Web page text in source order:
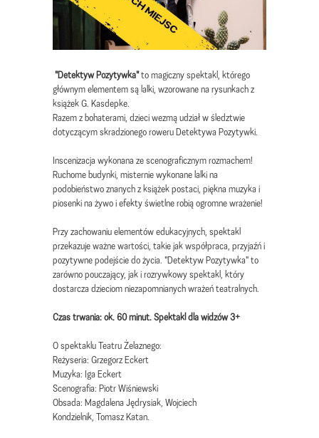
"Detektyw Pozytywka"to magiczny spektakl, którego
głównym elementem są lalki, wzorowane na rysunkach z
książek G. Kasdepke.
Razem z bohaterami, dzieci wezmą udział w śledztwie
dotyczącym skradzionego roweru Detektywa Pozytywki.
Inscenizacja wykonana ze scenograficznym rozmachem!
Ruchome budynki, misternie wykonane lalki na
podobieństwo znanych z książek postaci, piękna muzyka i
piosenki na żywo i efekty świetlne robią ogromne wrażenie!
Przy zachowaniu elementów edukacyjnych, spektakl
przekazuje ważne wartości, takie jak współpraca, przyjaźń i
pozytywne podejście do życia. "Detektyw Pozytywka" to
zarówno pouczający, jak i rozrywkowy spektakl, który
dostarcza dzieciom niezapomnianych wrażeń teatralnych.
Czas trwania: ok. 60 minut. Spektakl dla widzów 3+
O spektaklu Teatru Żelaznego:
Reżyseria: Grzegorz Eckert
Muzyka: Iga Eckert
Scenografia: Piotr Wiśniewski
Obsada: Magdalena Jędrysiak, Wojciech
Kondzielnik, Tomasz Katan.